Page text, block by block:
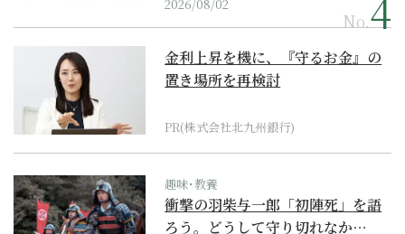
2026/08/02
No.
金利上昇を機に、『守るお金』の
置き場所を再検討
PR(株式会社北九州銀行)
趣味･教養
衝撃の羽柴与一郎「初陣死」を語
ろう。どうして守り切れなか…